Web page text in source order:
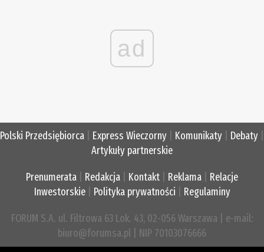
ad
Polski Przedsiębiorca Express Wieczorny Komunikaty Debaty
Artykuły partnerskie
Prenumerata Redakcja Kontakt Reklama
Relacje
Inwestorskie| Polityka prywatności Regulaminy
FORUM S.A. ul. Filtrowa 63 Lok. 43, 02-056 Warszawa | e-mail:
biuro@forumsa.pl | NIP 70103076666